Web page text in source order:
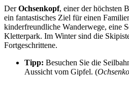
DerOchsenkopf, einer der höchsten
ein fantastisches Ziel für einen
kinderfreundliche Wanderwege, eine
Kletterpark. Im Winter sind die
Fortgeschrittene.
Tipp: Besuchen Sie die
Aussicht vom Gipfel. (